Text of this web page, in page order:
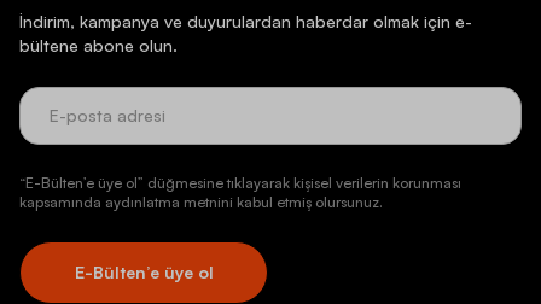
İndirim, kampanya ve duyurulardan haberdar olmak için e-
bültene abone olun.
“E-Bülten’e üye ol” düğmesine tıklayarak kişisel verilerin korunması
kapsamında aydınlatma metnini kabul etmiş olursunuz.
E-Bülten’e üye ol